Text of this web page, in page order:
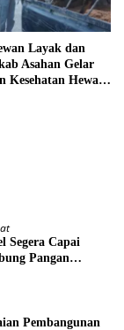
Layak dan
Asahan Gelar
Kesehatan Hewan
Segera Capai
Pangan
Pembangunan